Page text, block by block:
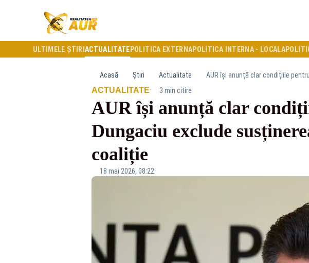
ULTIMELE ȘTIRI ACTUALITATE POLITICA EXTERNAPOLITICA INTERNA - LOCALA
Acasă Știri Actualitate AUR își anunță clar condițiile
ACTUALITATE· 3 min citire
AUR își anunță clar
Dungaciu exclude
coaliție
18 mai 2026, 08:22